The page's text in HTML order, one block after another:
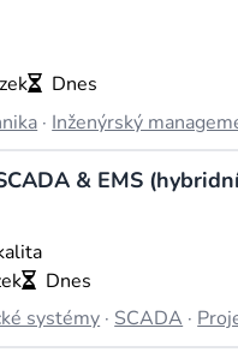
Dnes
· Inženýrský
& EMS
Dnes
systémy · SCADA ·